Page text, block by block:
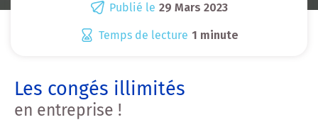
Publié le 29 Mars 2023
Temps de lecture 1 minute
Les congés illimités
en entreprise !